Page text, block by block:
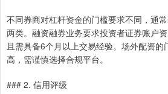
不同券商对杠杆资金的门槛要求不同，通
两类。融资融券业务要求投资者证券账户
且需具备6个月以上交易经验。场外配资
高，需谨慎选择合规平台。
### 2. 信用评级